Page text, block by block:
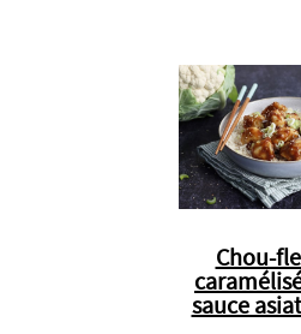
Chou-
sauce